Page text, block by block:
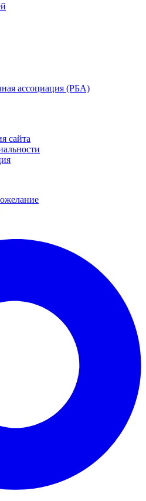
ассоциация (РБА)
сайта